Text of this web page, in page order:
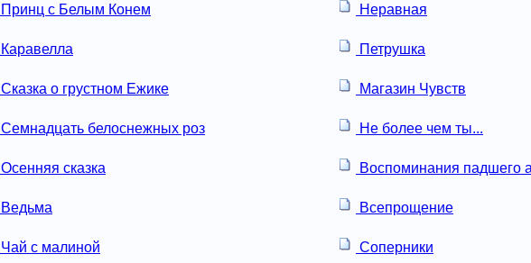
Принц с Белым Конем Неравная
Каравелла Петрушка
Сказка о грустном Ежике Магазин Чувств
Семнадцать белоснежных роз Не более чем ты...
Осенняя сказка Воспоминания падшего
Ведьма Всепрощение
Чай с малиной Соперники